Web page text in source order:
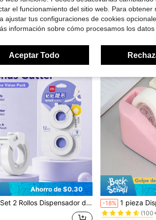
Rápido
¡Casi agotado!
$4.13
Ahorro de $0.30
Dispensador de Cinta Mini, Incluye Cinta Invisible Mate de 12mm, Cinta Transparente Esmerilada Desgarrable a Mano, Papelería Adhesiva de Corrección para Estudiantes -18% 1 pieza Dispensador de cinta creativa
#4 Más vendidos
#4 Más vendidos
#4 Más vendidos
el funcionamiento del sitio web. Para obtener
ajustar tus configuraciones de cookies
información sobre cómo procesamos los datos
Aceptar Todo